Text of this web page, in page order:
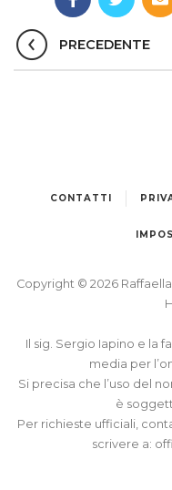
PRECEDENTE
CONTATTI
Copyright © 2026
Il sig. Sergio Iapino e la
media per
Si precisa che l’uso del
è
Per richieste ufficiali,
scrivere a: